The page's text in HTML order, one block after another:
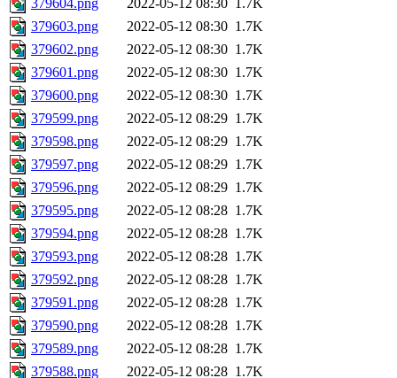
379604.png
2022-05-12 08:30 1.7K
379603.png
2022-05-12 08:30 1.7K
379602.png
2022-05-12 08:30 1.7K
379601.png
2022-05-12 08:30 1.7K
379600.png
2022-05-12 08:30 1.7K
379599.png
2022-05-12 08:29 1.7K
379598.png
2022-05-12 08:29 1.7K
379597.png
2022-05-12 08:29 1.7K
379596.png
2022-05-12 08:29 1.7K
379595.png
2022-05-12 08:28 1.7K
379594.png
2022-05-12 08:28 1.7K
379593.png
2022-05-12 08:28 1.7K
379592.png
2022-05-12 08:28 1.7K
379591.png
2022-05-12 08:28 1.7K
379590.png
2022-05-12 08:28 1.7K
379589.png
2022-05-12 08:28 1.7K
379588.png
2022-05-12 08:28 1.7K